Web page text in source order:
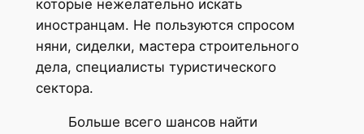
которые нежелательно искать
иностранцам. Не пользуются спросом
няни, сиделки, мастера строительного
дела, специалисты туристического
сектора.
Больше всего шансов найти